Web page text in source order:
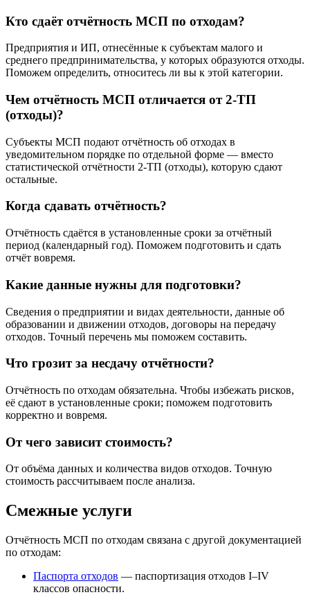
Кто сдаёт отчётность МСП по отходам?
Предприятия и ИП, отнесённые к субъектам малого и
среднего предпринимательства, у которых образуются отходы.
Поможем определить, относитесь ли вы к этой категории.
Чем отчётность МСП отличается от 2-ТП
(отходы)?
Субъекты МСП подают отчётность об отходах в
уведомительном порядке по отдельной форме — вместо
статистической отчётности 2-ТП (отходы), которую сдают
остальные.
Когда сдавать отчётность?
Отчётность сдаётся в установленные сроки за отчётный
период (календарный год). Поможем подготовить и сдать
отчёт вовремя.
Какие данные нужны для подготовки?
Сведения о предприятии и видах деятельности, данные об
образовании и движении отходов, договоры на передачу
отходов. Точный перечень мы поможем составить.
Что грозит за несдачу отчётности?
Отчётность по отходам обязательна. Чтобы избежать рисков,
её сдают в установленные сроки; поможем подготовить
корректно и вовремя.
От чего зависит стоимость?
От объёма данных и количества видов отходов. Точную
стоимость рассчитываем после анализа.
Смежные услуги
Отчётность МСП по отходам связана с другой документацией
по отходам:
Паспорта отходов — паспортизация отходов I–IV
классов опасности.